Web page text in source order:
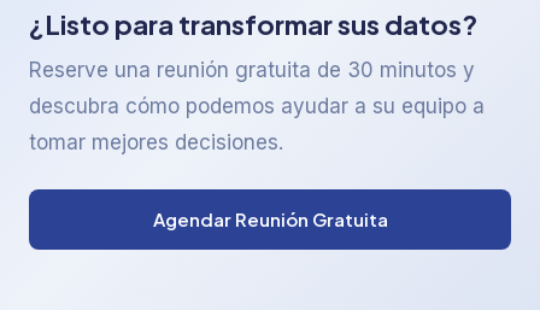
¿Listo para transformar sus datos?
Reserve una reunión gratuita de 30 minutos y
descubra cómo podemos ayudar a su equipo a
tomar mejores decisiones.
Agendar Reunión Gratuita